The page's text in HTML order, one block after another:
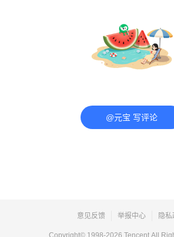
@元宝 写评论
意见反馈 举报中心 隐私
Copyright© 1998-2026 Tencent.All